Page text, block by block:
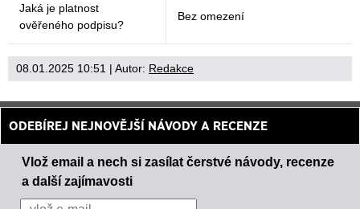
Jaká je platnost
ověřeného podpisu?
Bez omezení
08.01.2025 10:51 | Autor: Redakce
ODEBÍREJ NEJNOVĚJŠÍ NÁVODY A RECENZE
Vlož email a nech si zasílat čerstvé návody, recenze
a další zajímavosti